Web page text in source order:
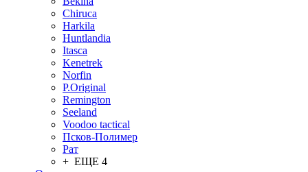
Chiruсa
Harkila
Huntlandia
Itasca
Kenetrek
Norfin
P.Original
Remington
Seeland
Voodoo tactical
Псков-Полимер
Рат
+ ЕЩЕ 4